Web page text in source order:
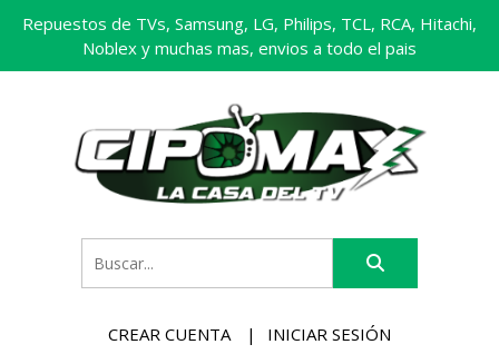
Repuestos de TVs, Samsung, LG, Philips, TCL, RCA, Hitachi,
Noblex y muchas mas, envios a todo el pais
CREAR CUENTA INICIAR SESIÓN